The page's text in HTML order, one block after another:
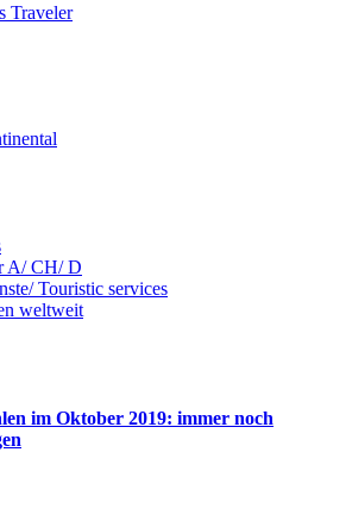
Traveler
A/ CH/ D
Touristic services
weltweit
im Oktober 2019: immer noch